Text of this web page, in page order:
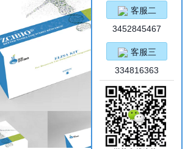
客服二
3452845467
客服三
334816363